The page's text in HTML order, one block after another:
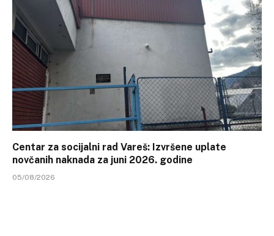
Centar za socijalni rad Vareš: Izvršene uplate
novčanih naknada za juni 2026. godine
05/08/2026